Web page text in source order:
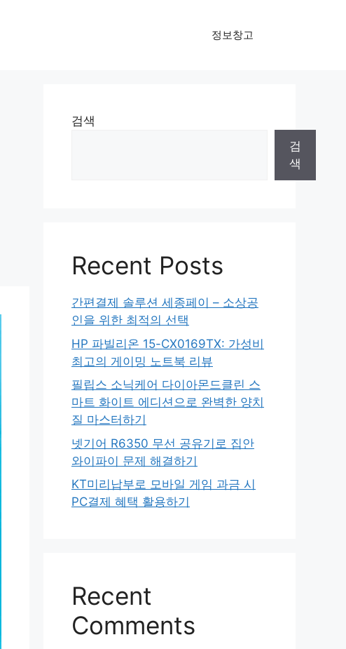
정보창고
검색
검
색
Recent Posts
간편결제 솔루션 세종페이 – 소상공
인을 위한 최적의 선택
HP 파빌리온 15-CX0169TX: 가성비
최고의 게이밍 노트북 리뷰
필립스 소닉케어 다이아몬드클린 스
마트 화이트 에디션으로 완벽한 양치
질 마스터하기
넷기어 R6350 무선 공유기로 집안
와이파이 문제 해결하기
KT미리납부로 모바일 게임 과금 시
PC결제 혜택 활용하기
Recent
Comments